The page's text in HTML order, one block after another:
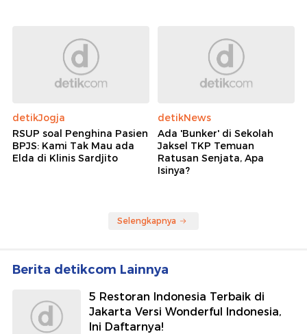
detikJogja
RSUP soal Penghina Pasien
BPJS: Kami Tak Mau ada
Elda di Klinis Sardjito
detikNews
Ada 'Bunker' di Sekolah
Jaksel TKP Temuan
Ratusan Senjata, Apa
Isinya?
Selengkapnya
Berita detikcom Lainnya
5 Restoran Indonesia Terbaik di
Jakarta Versi Wonderful Indonesia,
Ini Daftarnya!